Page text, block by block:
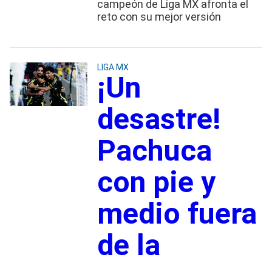
campeón de Liga MX afronta el
reto con su mejor versión
LIGA MX
¡Un
desastre!
Pachuca
con pie y
medio fuera
de la